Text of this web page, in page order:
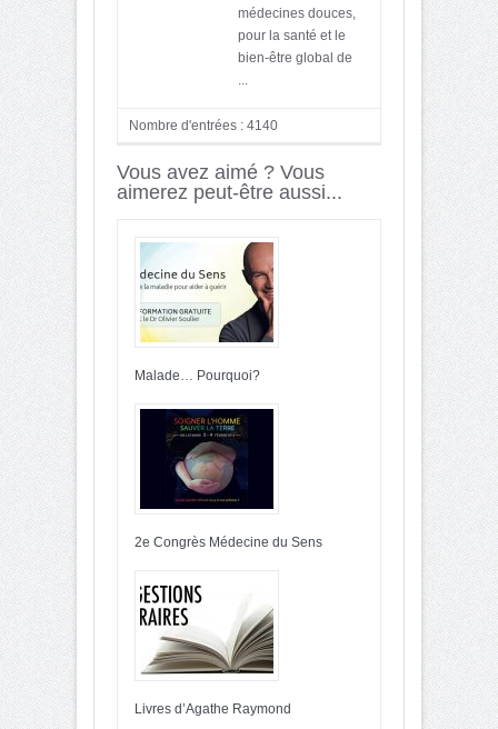
médecines douces,
pour la santé et le
bien-être global de
Nombre d'entrées : 4140
Vous avez aimé ? Vous
aimerez peut-être aussi...
Malade… Pourquoi?
2e Congrès Médecine du Sens
Livres d’Agathe Raymond